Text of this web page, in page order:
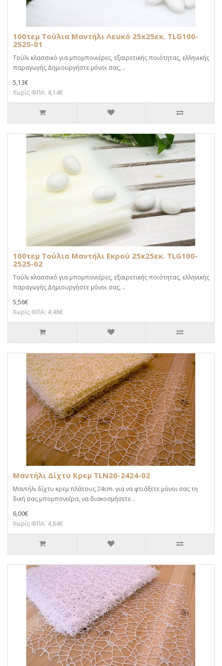
100τεμ Τούλια Μαντήλι Λευκό 25x25εκ. TLG100-
2525-01
Τούλι κλασσικό για μπομπονιέρες, εξαιρετικής ποιότητας, ελληνικής
παραγωγής.Δημιουργήστε μόνοι σας, ..
5,13€
Χωρίς ΦΠΑ: 4,14€
100τεμ Τούλια Μαντήλι Εκρού 25x25εκ. TLG100-
2525-02
Τούλι κλασσικό για μπομπονιέρες, εξαιρετικής ποιότητας, ελληνικής
παραγωγής.Δημιουργήστε μόνοι σας, ..
5,56€
Χωρίς ΦΠΑ: 4,48€
Μαντήλι Δίχτυ Κρεμ TLN20-2424-02
Μαντήλι δίχτυ κρεμ πλάτους 24cm. για να φτιάξετε μόνοι σας τη
δική σας μπομπονιέρα, να διακοσμήσετε ..
6,00€
Χωρίς ΦΠΑ: 4,84€